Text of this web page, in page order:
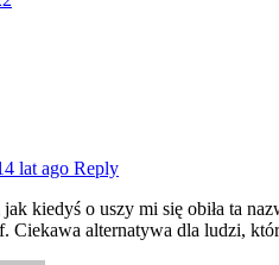
lat ago Reply
jak kiedyś o uszy mi się obiła ta
Ciekawa alternatywa dla ludzi,